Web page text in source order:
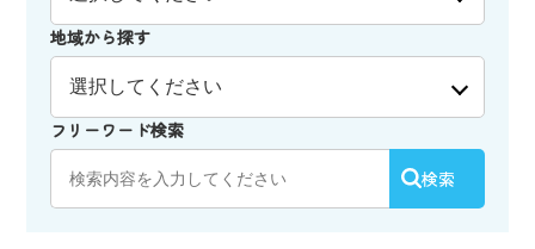
地域から探す
フリーワード検索
検索